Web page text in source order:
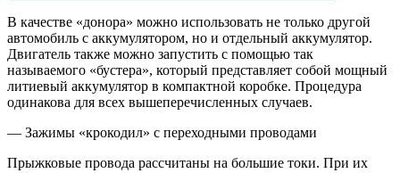
В качестве «донора» можно использовать не только другой
автомобиль с аккумулятором, но и отдельный аккумулятор.
Двигатель также можно запустить с помощью так
называемого «бустера», который представляет собой мощный
литиевый аккумулятор в компактной коробке. Процедура
одинакова для всех вышеперечисленных случаев.
— Зажимы «крокодил» с переходными проводами
Прыжковые провода рассчитаны на большие токи. При их